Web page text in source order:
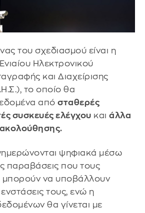
του σχεδιασμού είναι η
Ηλεκτρονικού
και Διαχείρισης
το οποίο θα
από σταθερές
συσκευές ελέγχου και άλλα
ψηφιακά μέσω
παραβάσεις που τους
μπορούν να υποβάλλουν
ενστάσεις τους, ενώ η
θα γίνεται με